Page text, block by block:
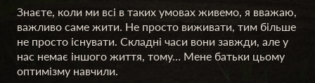
Знаєте, коли ми всі в таких умовах живемо, я вважаю,
важливо саме жити. Не просто виживати, тим більше
не просто існувати. Складні часи вони завжди, але у
нас немає іншого життя, тому… Мене батьки цьому
оптимізму навчили.